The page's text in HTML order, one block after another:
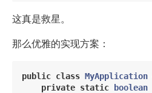
这真是救星。
那么优雅的实现方案：
public class MyApplication
private static boolean